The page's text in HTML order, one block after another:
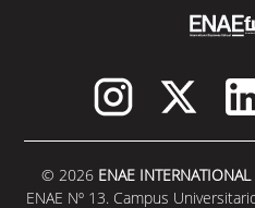
© 2026 ENAE
ENAE Nº 13. Campus